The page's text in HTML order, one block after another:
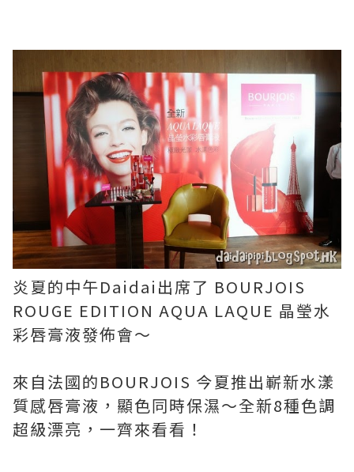
炎夏的中午Daidai出席了 BOURJOIS
ROUGE EDITION AQUA LAQUE 晶瑩水
彩唇膏液發佈會～
來自法國的BOURJOIS 今夏推出嶄新水漾
質感唇膏液，顯色同時保濕～全新8種色調
超級漂亮，一齊來看看！